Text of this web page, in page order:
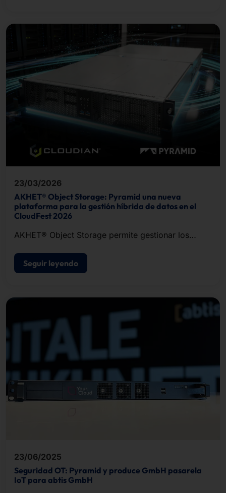
23/03/2026
AKHET® Object Storage: Pyramid una nueva
plataforma para la gestión híbrida de datos en el
CloudFest 2026
AKHET® Object Storage permite gestionar los
Seguir leyendo
23/06/2025
Seguridad OT: Pyramid y produce GmbH pasarela
IoT para abtis GmbH